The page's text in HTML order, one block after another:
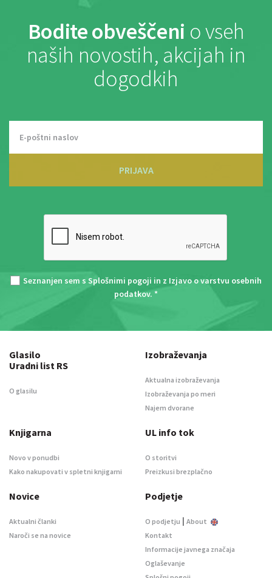
Bodite obveščeni o vseh
naših novostih, akcijah in
dogodkih
PRIJAVA
Seznanjen sem s Splošnimi pogoji in z Izjavo o varstvu osebnih
podatkov. *
Glasilo
Uradni list RS
O glasilu
Izobraževanja
Aktualna izobraževanja
Izobraževanja po meri
Najem dvorane
Knjigarna
Novo v ponudbi
Kako nakupovati v spletni knjigarni
UL info tok
O storitvi
Preizkusi brezplačno
Novice
Aktualni članki
Naroči se na novice
Podjetje
O podjetju | About
Kontakt
Informacije javnega značaja
Oglaševanje